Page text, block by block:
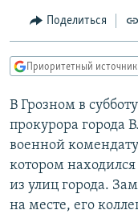
Вернутся
поиску
КУЛЬТУРА
КАВКАЗ.РЕАЛИИ
СЕВЕР.РЕАЛИИ
СИБИРЬ.РЕАЛИИ
РАСПИСАНИЕ
ПОДПИШИТЕСЬ НА
Поделиться
Приоритетный
В Грозном в
прокурора
военной
котором
из улиц города.
на месте, его